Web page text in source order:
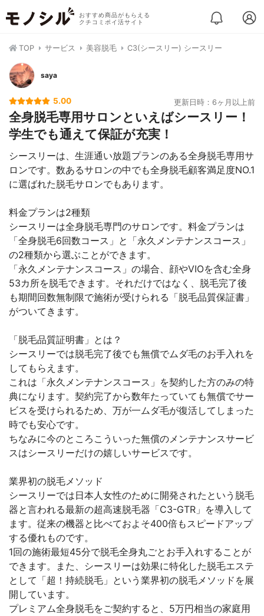
おすすめ商品がもらえる
クチコミポイ活サイト
TOP サービス 美容脱毛 C3(シースリー) シースリー
saya
5.00 更新日時：6ヶ月以上前
全身脱毛専用サロンといえばシースリー！
学生でも通えて保証が充実！
シースリーは、生涯通い放題プランのある全身脱毛専用サ
ロンです。数あるサロンの中でも全身脱毛顧客満足度NO.1
に選ばれた脱毛サロンでもあります。
料金プランは2種類
シースリーは全身脱毛専門のサロンです。料金プランは
「全身脱毛6回数コース」と「永久メンテナンスコース」
の2種類から選ぶことができます。
「永久メンテナンスコース」の場合、顔やVIOを含む全身
53カ所を脱毛できます。それだけではなく、脱毛完了後
も期間回数無制限で施術が受けられる「脱毛品質保証書」
がついてきます。
「脱毛品質証明書」とは？
シースリーでは脱毛完了後でも無償でムダ毛のお手入れを
してもらえます。
これは「永久メンテナンスコース」を契約した方のみの特
典になります。契約完了から数年たっていても無償でサー
ビスを受けられるため、万が一ムダ毛が復活してしまった
時でも安心です。
ちなみに今のところこういった無償のメンテナンスサービ
スはシースリーだけの嬉しいサービスです。
業界初の脱毛メソッド
シースリーでは日本人女性のために開発されたという脱毛
器と言われる最新の超高速脱毛器「C3-GTR」を導入して
ます。従来の機器と比べておよそ400倍もスピードアップ
する優れものです。
1回の施術最短45分で脱毛全身丸ごとお手入れすることが
できます。また、シースリーは効果に特化した脱毛エステ
として「超！持続脱毛」という業界初の脱毛メソッドを展
開しています。
プレミアム全身脱毛をご契約すると、5万円相当の家庭用